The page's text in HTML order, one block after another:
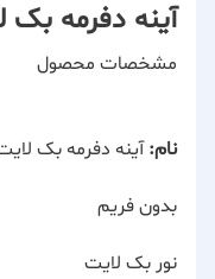
آینه دفرمه بک
مشخصات محصول
نام:آینه دفرمه بک
بدون فریم
نور بک لایت